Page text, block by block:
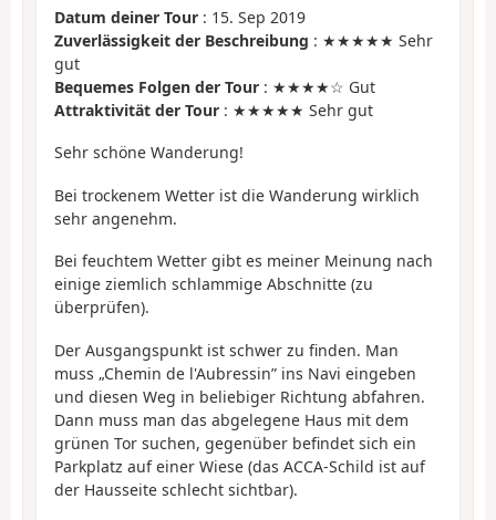
Datum deiner Tour : 15. Sep 2019
Zuverlässigkeit der Beschreibung : ★★★★★ Sehr
gut
Bequemes Folgen der Tour : ★★★★☆ Gut
Attraktivität der Tour : ★★★★★ Sehr gut
Sehr schöne Wanderung!
Bei trockenem Wetter ist die Wanderung wirklich
sehr angenehm.
Bei feuchtem Wetter gibt es meiner Meinung nach
einige ziemlich schlammige Abschnitte (zu
überprüfen).
Der Ausgangspunkt ist schwer zu finden. Man
muss „Chemin de l'Aubressin” ins Navi eingeben
und diesen Weg in beliebiger Richtung abfahren.
Dann muss man das abgelegene Haus mit dem
grünen Tor suchen, gegenüber befindet sich ein
Parkplatz auf einer Wiese (das ACCA-Schild ist auf
der Hausseite schlecht sichtbar).